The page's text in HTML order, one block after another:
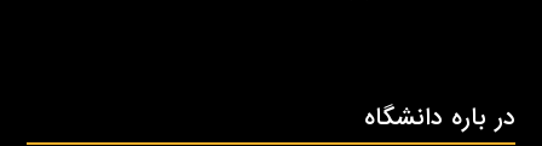
در باره دانشگاه